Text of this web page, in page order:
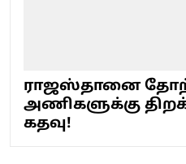
ராஜஸ்தானை
அணிகளுக்கு
கதவு!